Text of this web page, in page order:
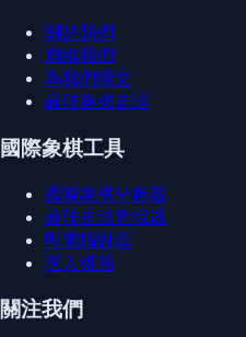
關於我們
聯絡我們
為我們撰文
最佳象棋走法
國際象棋工具
國際象棋分析器
最佳走法查找器
與電腦對弈
匯入棋局
關注我們